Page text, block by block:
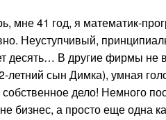
мне 41 год, я математик-
Неуступчивый,
десять… В другие фирмы не
летний сын Димка), умная
дело! Немного
не бизнес, а просто еще